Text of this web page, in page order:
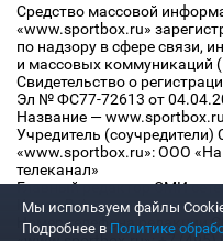
Средство массовой
«www.sportbox.ru»
по надзору в сфере связи,
и массовых коммуникаций
Свидетельство о
Эл № ФС77-72613 от
Название — www.sportbox.ru
Учредитель (соучредители)
«www.sportbox.ru»: ООО
телеканал»
Главный редактор СМИ
Конов В.А.
Номер телефона редакции
Мы используем файлы Сookie
Подробнее в Политике